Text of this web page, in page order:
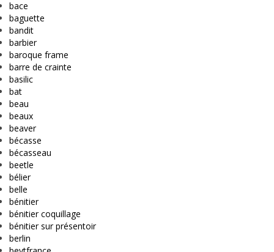
bace
baguette
bandit
barbier
baroque frame
barre de crainte
basilic
bat
beau
beaux
beaver
bécasse
bécasseau
beetle
bélier
belle
bénitier
bénitier coquillage
bénitier sur présentoir
berlin